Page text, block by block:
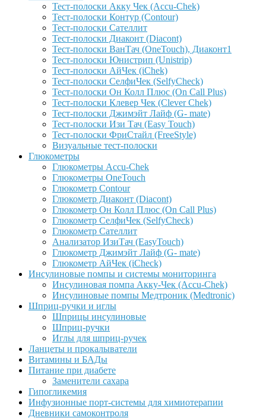
Тест-полоски Акку Чек (Accu-Chek)
Тест-полоски Контур (Contour)
Тест-полоски Сателлит
Тест-полоски Диаконт (Diacont)
Тест-полоски ВанТач (OneTouch), Диаконт1
Тест-полоски Юнистрип (Unistrip)
Тест-полоски АйЧек (iChek)
Тест-полоски СелфиЧек (SelfyCheck)
Тест-полоски Он Колл Плюс (On Call Plus)
Тест-полоски Клевер Чек (Clever Chek)
Тест-полоски Джимэйт Лайф (G- mate)
Тест-полоски Изи Тач (Easy Touch)
Тест-полоски ФриCтайл (FreeStyle)
Визуальные тест-полоски
Глюкометры
Глюкометры Accu-Сhek
Глюкометры OneTouch
Глюкометр Contour
Глюкометр Диаконт (Diacont)
Глюкометр Он Колл Плюс (On Call Plus)
Глюкометр СелфиЧек (SelfyCheck)
Глюкометр Сателлит
Анализатор ИзиТач (EasyTouch)
Глюкометр Джимэйт Лайф (G- mate)
Глюкометр АйЧек (iCheck)
Инсулиновые помпы и системы мониторинга
Инсулиновая помпа Акку-Чек (Accu-Chek)
Инсулиновые помпы Медтроник (Medtronic)
Шприц-ручки и иглы
Шприцы инсулиновые
Шприц-ручки
Иглы для шприц-ручек
Ланцеты и прокалыватели
Витамины и БАДы
Питание при диабете
Заменители сахара
Гипогликемия
Инфузионные порт-системы для химиотерапии
Дневники самоконтроля